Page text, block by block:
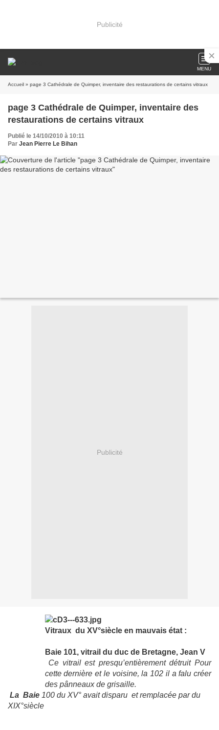
Publicité
MENU
Accueil » page 3 Cathédrale de Quimper, inventaire des restaurations de certains vitraux
page 3 Cathédrale de Quimper, inventaire des
restaurations de certains vitraux
Publié le 14/10/2010 à 10:11
Par Jean Pierre Le Bihan
Publicité
Vitraux du XV°siècle en mauvais état :
Baie 101, vitrail du duc de Bretagne, Jean V
Ce vitrail est presqu’entièrement détruit Pour
cette dernière et le voisine, la 102 il a falu créer
des pânneaux de grisaille.
La Baie 100 du XV° avait disparu et remplacée par du
XIX°siècle